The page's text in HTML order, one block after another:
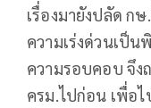
เรื่องมายังปลัด กษ
ความเร่งด่วนเป็น
ความรอบคอบ จึง
ครม.ไปก่อน เพื่อไ